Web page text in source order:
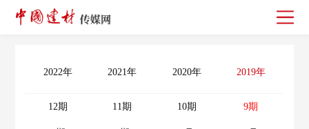
2022年 2021年 2020年 2019年
12期 11期 10期 9期